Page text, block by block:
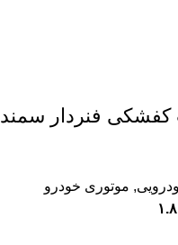
فنردار سمند
, موتوری خودرو